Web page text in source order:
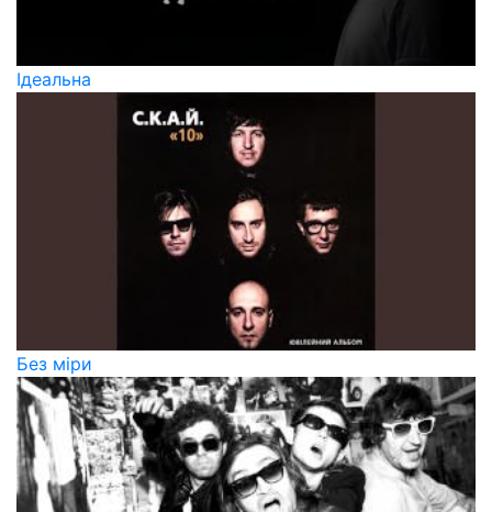
Ідеальна
Без міри